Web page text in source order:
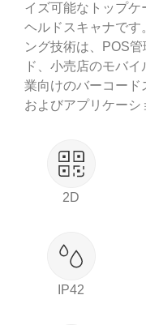
イズ可能なトップケ
ヘルドスキャナです
ング技術は、POS
ド、小売店のモバ
業向けのバーコード
およびアプリケーシ
2D
IP42